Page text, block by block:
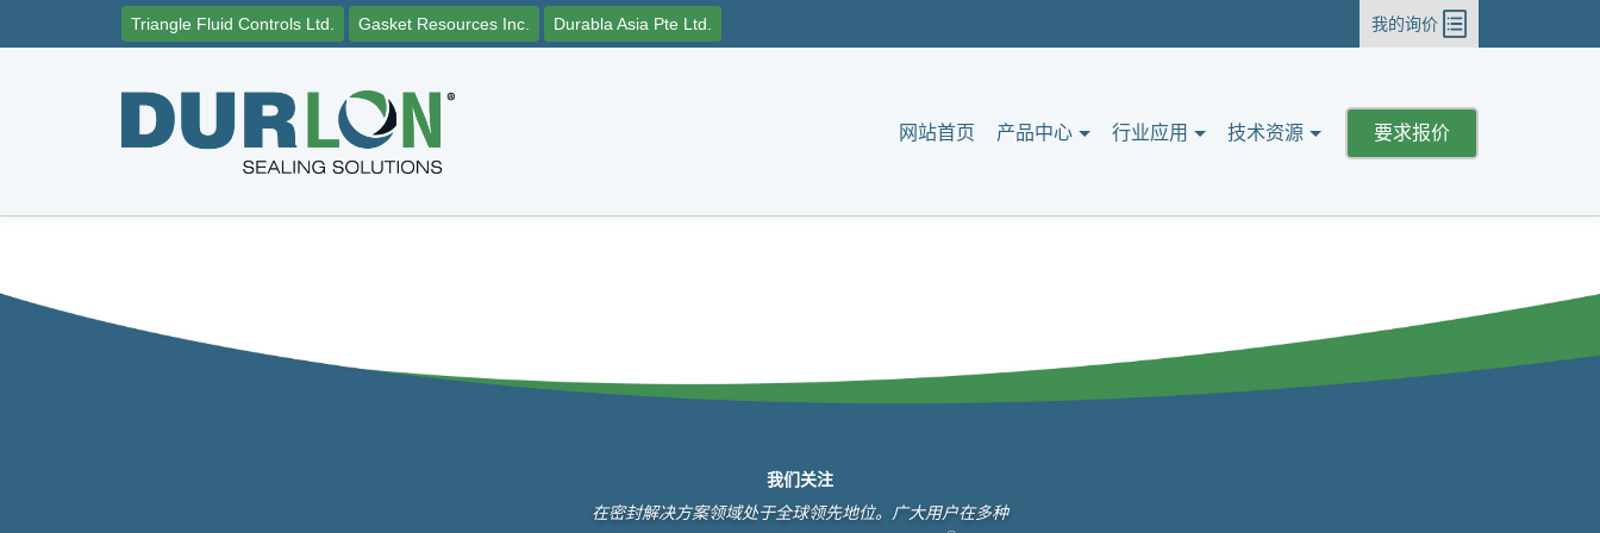
Triangle Fluid Controls Ltd. Gasket Resources Inc. Durabla Asia Pte Ltd. 我的询价
要求报价
网站首页 产品中心 行业应用 技术资源
我们关注
在密封解决方案领域处于全球领先地位。广大用户在多种